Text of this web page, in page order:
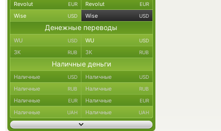
Revolut EUR Revolut EUR
Wise USD Wise USD
Денежные переводы
WU USD WU USD
ЗК RUB ЗК RUB
Наличные деньги
Наличные USD Наличные USD
Наличные RUB Наличные RUB
Наличные EUR Наличные EUR
Наличные UAH Наличные UAH